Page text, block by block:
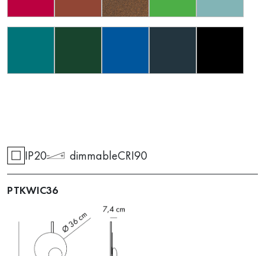
IP20 dimmableCRI90
PTKWIC36